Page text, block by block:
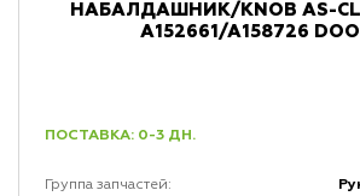
НАБАЛДАШНИК/KNOB AS-
A152661/A158726
ПОСТАВКА: 0-3 ДН.
Группа запчастей: